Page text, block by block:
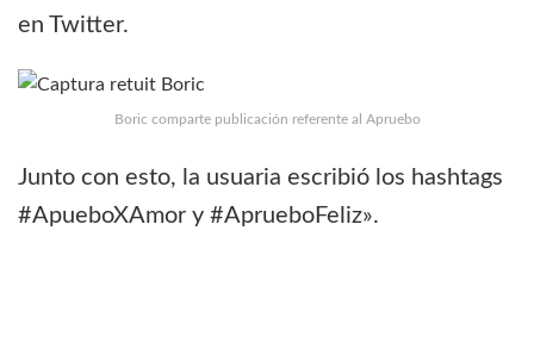
en Twitter.
Boric comparte publicación referente al Apruebo
Junto con esto, la usuaria escribió los hashtags
#ApueboXAmor y #AprueboFeliz».